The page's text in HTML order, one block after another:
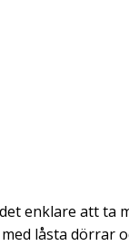
enklare att ta
låsta dörrar